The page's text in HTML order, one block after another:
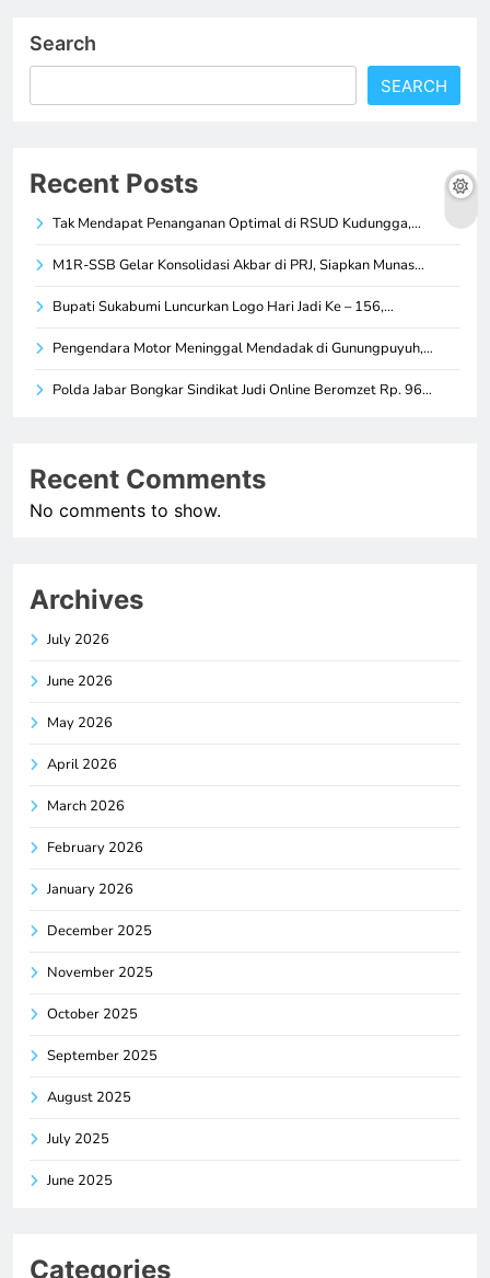
Search
SEARCH
Recent Posts
Tak Mendapat Penanganan Optimal di RSUD Kudungga,…
M1R-SSB Gelar Konsolidasi Akbar di PRJ, Siapkan Munas…
Bupati Sukabumi Luncurkan Logo Hari Jadi Ke – 156,…
Pengendara Motor Meninggal Mendadak di Gunungpuyuh,…
Polda Jabar Bongkar Sindikat Judi Online Beromzet Rp. 96…
Recent Comments
No comments to show.
Archives
July 2026
June 2026
May 2026
April 2026
March 2026
February 2026
January 2026
December 2025
November 2025
October 2025
September 2025
August 2025
July 2025
June 2025
Categories